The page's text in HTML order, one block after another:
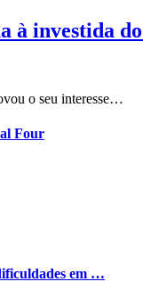
à investida
o seu interesse…
Four
em …